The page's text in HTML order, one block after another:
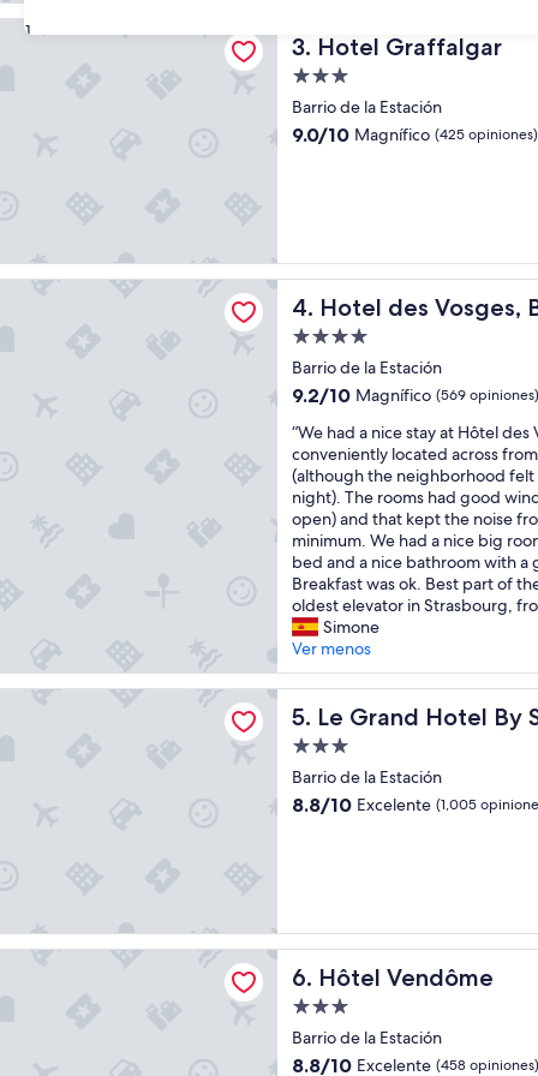
31
r
e
b
l
r
a
c
l
i
d
d
/
p
r
e
c
i
o
.
S
i
t
u
a
d
o
a
2
m
n
u
d
a
n
d
o
a
l
3. Hotel Graffalgar
Hotel Graffalgar
Propiedad
de
3.0
Barrio de la Estación
9.0
9.0/10 Magnífico (425 opiniones)
4. Hotel des Vosges,
Hotel des Vosges, BW
Propiedad
de
4.0
Barrio de la Estación
9.2
10,
Magnífico,
(569
opiniones)
9.2/10 Magnífico (569 opiniones)
“
W
e
h
a
d
a
n
i
c
e
s
t
a
a
t
H
e
s
V
o
s
g
e
“We had a nice stay at Hôtel des
conveniently located across
(although the neighborhood felt
night). The rooms had good
open) and that kept the noise
minimum. We had a nice big
bed and a nice bathroom with a
Breakfast was ok. Best part of
oldest elevator in Strasbourg,
Simone
Ver menos
Vosges, BW Premier Collection
5. Le Grand Hotel By
Le Grand Hotel By Stay
Propiedad
de
3.0
Barrio de la Estación
8.8
8.8/10 Excelente (1,005
Hotel By Stay Collection
6. Hôtel Vendôme
Hôtel Vendôme
Propiedad
de
3.0
Barrio de la Estación
8.8
8.8/10 Excelente (458 opiniones)